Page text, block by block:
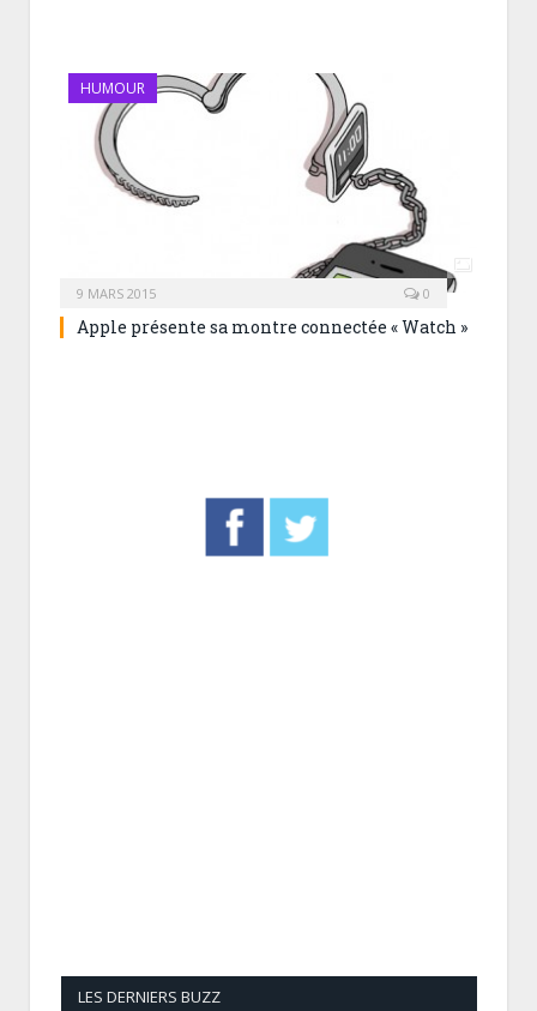
HUMOUR
9 MARS 2015 0
Apple présente sa montre connectée « Watch »
LES DERNIERS BUZZ